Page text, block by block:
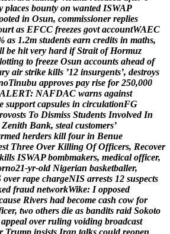
places bounty on wanted ISWAP
oted in Osun, commissioner replies
urt as EFCC freezes govt accountWAEC
as 1.2m students earn credits in maths,
ll be hit very hard if Strait of Hormuz
lotting to freeze Osun accounts ahead of
ry air strike kills ’12 insurgents’, destroys
oTinubu approves pay rise for 250,000
ALERT: NAFDAC warns against
e support capsules in circulationFG
rovosts To Dismiss Students Involved In
Zenith Bank, steal customers’
rmed herders kill four in Benue
st Three Over Killing Of Officers, Recover
kills ISWAP bombmakers, medical officer,
rno21-yr-old Nigerian basketballer,
over rape chargeNIS arrests 12 suspects
ed fraud networkWike: I opposed
ause Rivers had become cash cow for
icer, two others die as bandits raid Sokoto
appeal over ruling voiding broadcast
r Trump insists Iran talks could reopen